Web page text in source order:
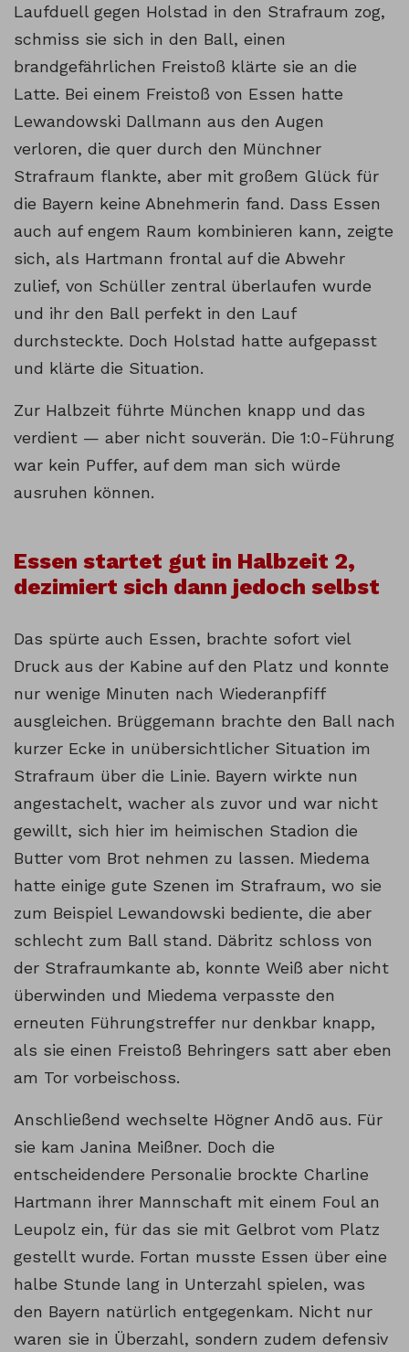
Laufduell gegen Holstad in den Strafraum zog,
schmiss sie sich in den Ball, einen
brandgefährlichen Freistoß klärte sie an die
Latte. Bei einem Freistoß von Essen hatte
Lewandowski Dallmann aus den Augen
verloren, die quer durch den Münchner
Strafraum flankte, aber mit großem Glück für
die Bayern keine Abnehmerin fand. Dass Essen
auch auf engem Raum kombinieren kann, zeigte
sich, als Hartmann frontal auf die Abwehr
zulief, von Schüller zentral überlaufen wurde
und ihr den Ball perfekt in den Lauf
durchsteckte. Doch Holstad hatte aufgepasst
und klärte die Situation.
Zur Halbzeit führte München knapp und das
verdient — aber nicht souverän. Die 1:0-Führung
war kein Puffer, auf dem man sich würde
ausruhen können.
Essen startet gut in Halbzeit 2,
dezimiert sich dann jedoch selbst
Das spürte auch Essen, brachte sofort viel
Druck aus der Kabine auf den Platz und konnte
nur wenige Minuten nach Wiederanpfiff
ausgleichen. Brüggemann brachte den Ball nach
kurzer Ecke in unübersichtlicher Situation im
Strafraum über die Linie. Bayern wirkte nun
angestachelt, wacher als zuvor und war nicht
gewillt, sich hier im heimischen Stadion die
Butter vom Brot nehmen zu lassen. Miedema
hatte einige gute Szenen im Strafraum, wo sie
zum Beispiel Lewandowski bediente, die aber
schlecht zum Ball stand. Däbritz schloss von
der Strafraumkante ab, konnte Weiß aber nicht
überwinden und Miedema verpasste den
erneuten Führungstreffer nur denkbar knapp,
als sie einen Freistoß Behringers satt aber eben
am Tor vorbeischoss.
Anschließend wechselte Högner Andō aus. Für
sie kam Janina Meißner. Doch die
entscheidendere Personalie brockte Charline
Hartmann ihrer Mannschaft mit einem Foul an
Leupolz ein, für das sie mit Gelbrot vom Platz
gestellt wurde. Fortan musste Essen über eine
halbe Stunde lang in Unterzahl spielen, was
den Bayern natürlich entgegenkam. Nicht nur
waren sie in Überzahl, sondern zudem defensiv